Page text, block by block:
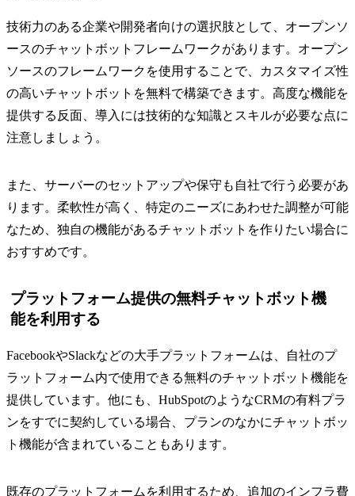
技術力のある企業や開発者向けの選択肢として、オープンソ
ースのチャットボットフレームワークがあります。オープン
ソースのフレームワークを使用することで、カスタマイズ性
の高いチャットボットを無料で構築できます。高度な機能を
提供する反面、導入には技術的な知識とスキルが必要な点に
注意しましょう。
また、サーバーのセットアップや保守も自社で行う必要があ
ります。柔軟性が高く、特定のニーズにあわせた調整が可能
なため、独自の機能があるチャットボットを作りたい場合に
おすすめです。
プラットフォーム提供の無料チャットボット機
能を利用する
FacebookやSlackなどの大手プラットフォームは、自社のプ
ラットフォーム内で使用できる無料のチャットボット機能を
提供しています。他にも、HubSpotのようなCRMの有料プラ
ンをすでに契約している場合、プランのなかにチャットボッ
ト機能が含まれていることもあります。
既存のプラットフォームを利用するため、追加のインフラ費